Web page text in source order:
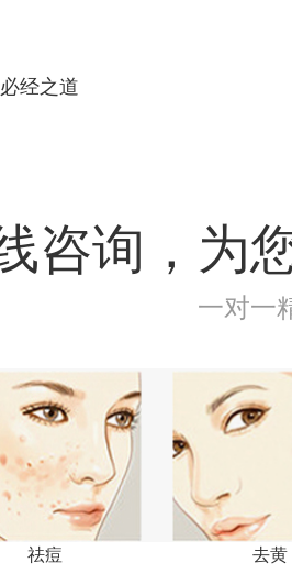
经之道
咨询，为
一对一
祛痘 去黄